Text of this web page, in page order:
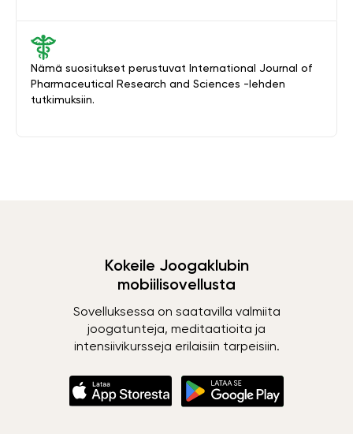
Nämä suositukset perustuvat International Journal of
Pharmaceutical Research and Sciences -lehden
tutkimuksiin.
Kokeile Joogaklubin
mobiilisovellusta
Sovelluksessa on saatavilla valmiita
joogatunteja, meditaatioita ja
intensiivikursseja erilaisiin tarpeisiin.